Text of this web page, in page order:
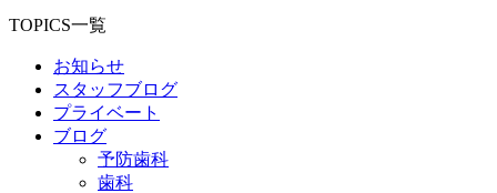
TOPICS一覧
お知らせ
スタッフブログ
プライベート
ブログ
予防歯科
歯科